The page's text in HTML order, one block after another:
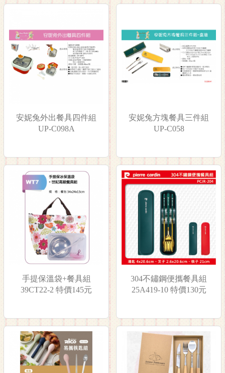
安妮兔外出餐具四件組
UP-C098A
安妮兔方塊餐具三件組
UP-C058
手提保溫袋+餐具組
39CT22-2 特價145元
304不鏽鋼便攜餐具組
25A419-10 特價130元